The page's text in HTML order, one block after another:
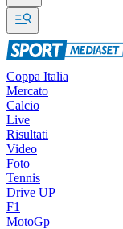
Coppa Italia
Mercato
Calcio
Live
Risultati
Video
Foto
Tennis
Drive UP
F1
MotoGp